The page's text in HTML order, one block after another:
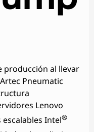
producción al llevar
Pneumatic
Lenovo
Intel®